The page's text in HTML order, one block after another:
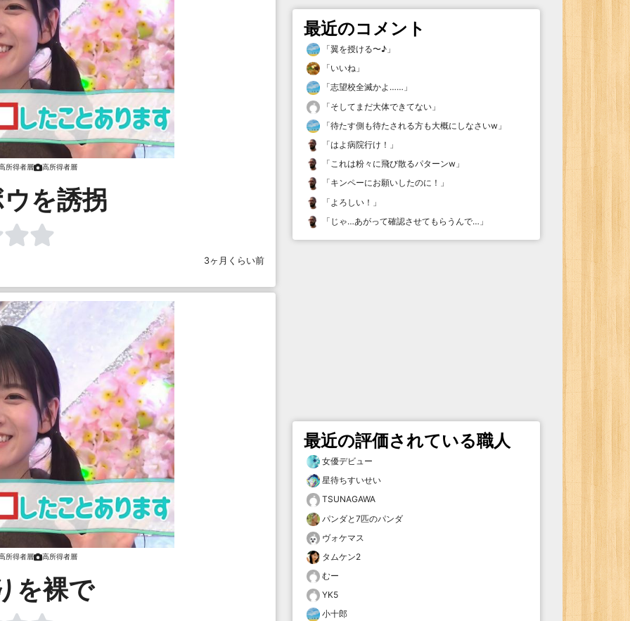
所得者層 高所得者層
を誘拐
3ヶ月くらい前
所得者層 高所得者層
を裸で
最近のコメント
「翼を授ける〜♪ 」
「いいね 」
「志望校全滅かよ…… 」
「そしてまだ大体できてない 」
「待たす側も待たされる方も大概にしなさいw 」
「はよ病院行け！ 」
「これは粉々に飛び散るパターンw 」
「キンペーにお願いしたのに！ 」
「 よろしい！ 」
「 じゃ…あがって確認させてもらうんで… 」
最近の評価されている職人
女優デビュー
星待ちすいせい
TSUNAGAWA
パンダと7匹のパンダ
ヴォケマス
タムケン2
むー
YK5
小十郎